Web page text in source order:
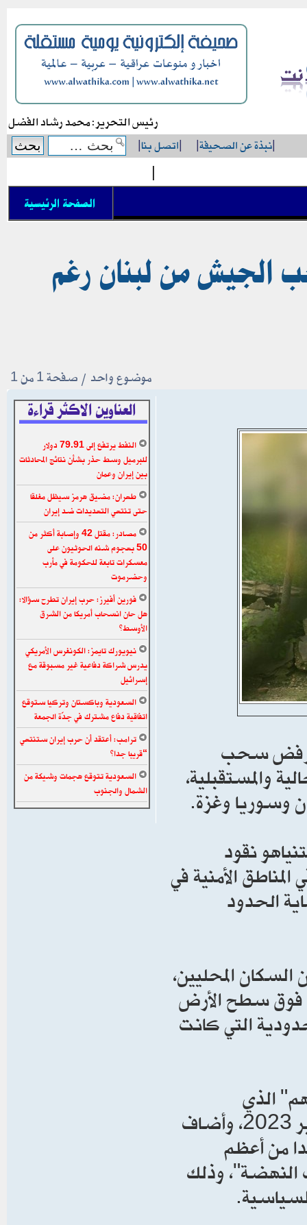
رئيس التحرير: محمد رشاد الفضل
|نبذة عن الصحيفة|
|اتصل بنا|
|
الصفحة الرئيسية
الجيش من لبنان رغم
موضوع واحد • صفحة1من1
رفض سحب
والمستقبلية،
وسوريا وغزة.
نقود
الأمنية في
الحدود
المحليين،
فوق سطح الأرض
التي كانت
الذي
استخلصته إسرائيل من أحداث السابع من أكتوبر 2023، وأضاف
من أعظم
النهضة"، وذلك
العناوين الاكثر قراءة
النفط يرتفع إلى 79.91 دولار
للبرميل وسط حذر بشأن نتائج المحادثات
بين إيران وعمان
طهران: مضيق هرمز سيظل مغلقا
حتى تنتهي التهديدات ضد إيران
مصادر: مقتل 42 وإصابة أكثر من
50 بهجوم شنه الحوثيون على
معسكرات تابعة للحكومة في مأرب
وحضرموت
فورين أفيرز: حرب إيران تطرح سؤالا:
هل حان انسحاب أمريكا من الشرق
الأوسط؟
نيويورك تايمز: الكونغرس الأمريكي
يدرس شراكة دفاعية غير مسبوقة مع
إسرائيل
السعودية وباكستان وتركيا ستوقع
اتفاقية دفاع مشترك في جدّة الجمعة
ترامب: أعتقد أن حرب إيران ستنتهي
“قريبا جدا”
السعودية تتوقع هجمات وشيكة من
الشمال والجنوب